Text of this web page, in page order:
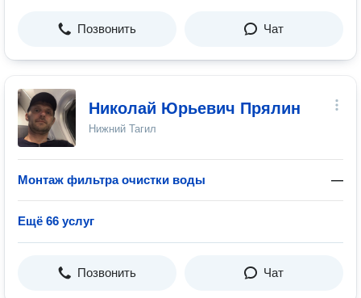
Позвонить Чат
Николай Юрьевич Прялин
Нижний Тагил
Монтаж фильтра очистки воды —
Ещё 66 услуг
Позвонить Чат